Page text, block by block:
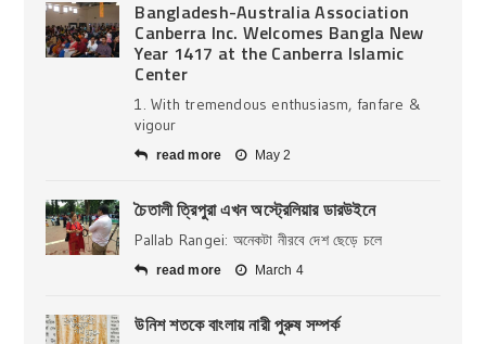
Bangladesh-Australia Association
Canberra Inc. Welcomes Bangla New
Year 1417 at the Canberra Islamic
Center
1. With tremendous enthusiasm, fanfare &
vigour
read more May 2
চৈতালী ত্রিপুরা এখন অস্ট্রেলিয়ার ডারউইনে
Pallab Rangei: অনেকটা নীরবে দেশ ছেড়ে চলে
read more March 4
উনিশ শতকে বাংলায় নারী পুরুষ সম্পর্ক